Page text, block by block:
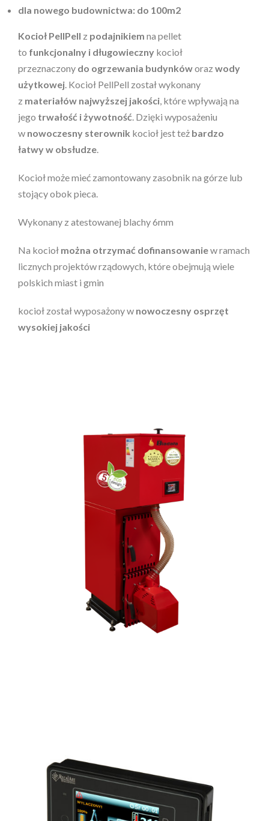
dla nowego budownictwa: do 100m2
Kocioł PellPell z podajnikiem na pellet
to funkcjonalny i długowieczny kocioł
przeznaczony do ogrzewania budynkóworaz wody
użytkowej. Kocioł PellPell został wykonany
z materiałów najwyższej jakości, które wpływają na
jego trwałość i żywotność. Dzięki wyposażeniu
w nowoczesny sterownik kocioł jest też bardzo
łatwy w obsłudze.
Kocioł może mieć zamontowany zasobnik na górze lub
stojący obok pieca.
Wykonany z atestowanej blachy 6mm
Na kocioł można otrzymać dofinansowaniew ramach
licznych projektów rządowych, które obejmują wiele
polskich miast i gmin
kocioł został wyposażony w nowoczesny osprzęt
wysokiej jakości